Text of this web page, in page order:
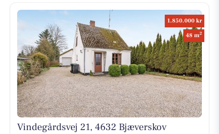
1.850.000 kr
48 m2
Vindegårdsvej 21, 4632 Bjæverskov